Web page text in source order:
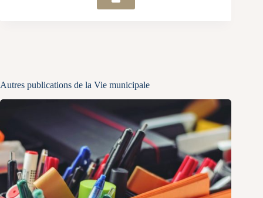
Autres publications de la Vie municipale